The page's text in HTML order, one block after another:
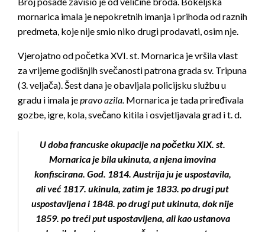
mornarica imala je nepokretnih imanja i prihoda od raznih
predmeta, koje nije smio niko drugi prodavati, osim nje.
Vjerojatno od početka XVI. st. Mornarica je vršila vlast
za vrijeme godišnjih svečanosti patrona grada sv. Tripuna
(3. veljača). Šest dana je obavljala policijsku službu u
gradu i imala jepravo azila. Mornarica je tada priređivala
gozbe, igre, kola, svečano kitila i osvjetljavala grad i t. d.
U doba francuske okupacije na početku XIX. st.
Mornarica je bila ukinuta, a njena imovina
konfiscirana. God. 1814. Austrija ju je uspostavila,
ali već 1817. ukinula, zatim je 1833. po drugi put
uspostavljena i 1848. po drugi put ukinuta, dok nije
1859. po treći put uspostavljena, ali kao ustanova